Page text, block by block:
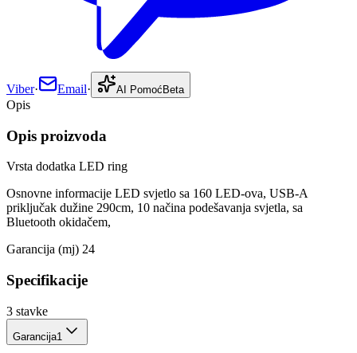
Viber· Email· AI Pomoć Beta
Opis
Opis proizvoda
Vrsta dodatka LED ring
Osnovne informacije LED svjetlo sa 160 LED-ova, USB-A
priključak dužine 290cm, 10 načina podešavanja svjetla, sa
Bluetooth okidačem,
Garancija (mj) 24
Specifikacije
3 stavke
Garancija1